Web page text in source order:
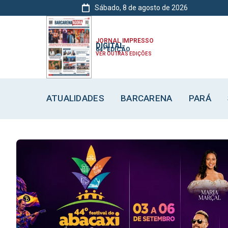
Sábado, 8 de agosto de 2026
JORNAL IMPRESSO
DIGITAL
64ª EDIÇÃO
VER OUTRAS EDIÇÕES
ATUALIDADES BARCARENA PARÁ